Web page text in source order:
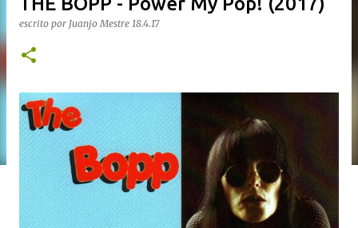
escrito por Juanjo Mestre 18.4.17